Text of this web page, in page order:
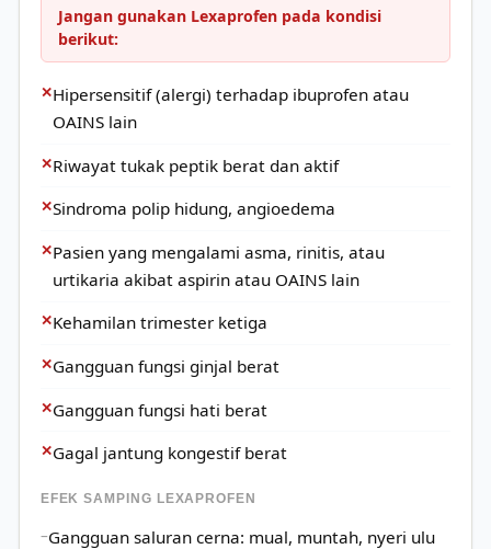
Jangan gunakan Lexaprofen pada kondisi
berikut:
✕Hipersensitif (alergi) terhadap ibuprofen atau
OAINS lain
✕Riwayat tukak peptik berat dan aktif
✕Sindroma polip hidung, angioedema
✕Pasien yang mengalami asma, rinitis, atau
urtikaria akibat aspirin atau OAINS lain
✕Kehamilan trimester ketiga
✕Gangguan fungsi ginjal berat
✕Gangguan fungsi hati berat
✕Gagal jantung kongestif berat
EFEK SAMPING LEXAPROFEN
Gangguan saluran cerna: mual, muntah, nyeri ulu